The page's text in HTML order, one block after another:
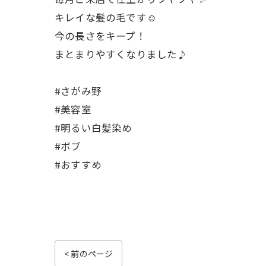
キレイな髪の毛です☺️
今の長さをキープ！
まとまりやすくなりました♪
#さがみ野
#美容室
#明るい白髪染め
#ボブ
#おすすめ
< 前のページ